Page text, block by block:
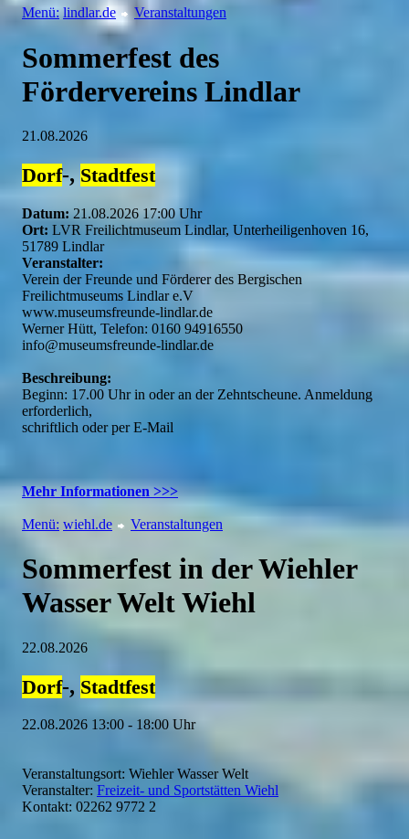
Menü: lindlar.de Veranstaltungen
Sommerfest des
Fördervereins Lindlar
21.08.2026
Dorf-,Stadtfest
Datum:21.08.2026 17:00 Uhr
Ort: LVR Freilichtmuseum Lindlar, Unterheiligenhoven 16,
51789 Lindlar
Veranstalter:
Verein der Freunde und Förderer des Bergischen
Freilichtmuseums Lindlar e.V
www.museumsfreunde-lindlar.de
Werner Hütt, Telefon: 0160 94916550
info@museumsfreunde-lindlar.de
Beschreibung:
Beginn: 17.00 Uhr in oder an der Zehntscheune. Anmeldung
erforderlich,
schriftlich oder per E-Mail
Mehr Informationen >>>
Menü: wiehl.de Veranstaltungen
Sommerfest in der Wiehler
Wasser Welt Wiehl
22.08.2026
Dorf-, Stadtfest
22.08.2026 13:00 - 18:00 Uhr
Veranstaltungsort: Wiehler Wasser Welt
Veranstalter: Freizeit- und Sportstätten Wiehl
Kontakt: 02262 9772 2